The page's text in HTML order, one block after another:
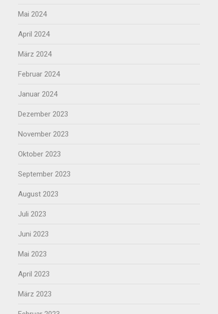
Mai 2024
April 2024
März 2024
Februar 2024
Januar 2024
Dezember 2023
November 2023
Oktober 2023
September 2023
August 2023
Juli 2023
Juni 2023
Mai 2023
April 2023
März 2023